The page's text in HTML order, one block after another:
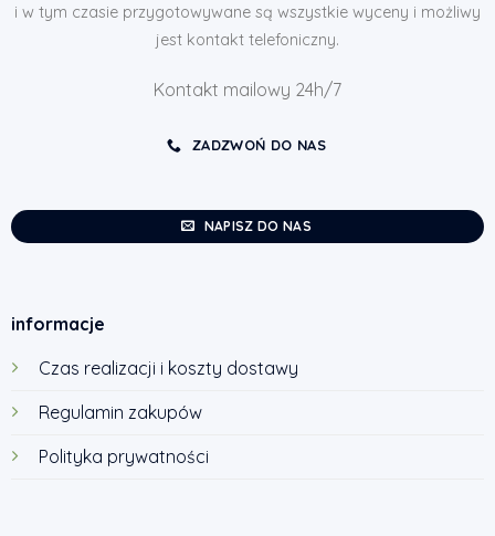
i w tym czasie przygotowywane są wszystkie wyceny i możliwy
jest kontakt telefoniczny.
Kontakt mailowy 24h/7
ZADZWOŃ DO NAS
NAPISZ DO NAS
informacje
Czas realizacji i koszty dostawy
Regulamin zakupów
Polityka prywatności